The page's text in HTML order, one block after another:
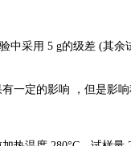
中采用 5 g的级差 (其
一定的影响 ，但是影